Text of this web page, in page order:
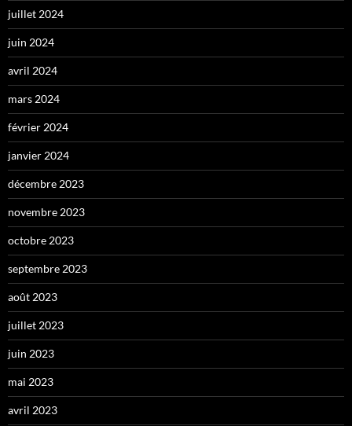
juillet 2024
juin 2024
avril 2024
mars 2024
février 2024
janvier 2024
décembre 2023
novembre 2023
octobre 2023
septembre 2023
août 2023
juillet 2023
juin 2023
mai 2023
avril 2023